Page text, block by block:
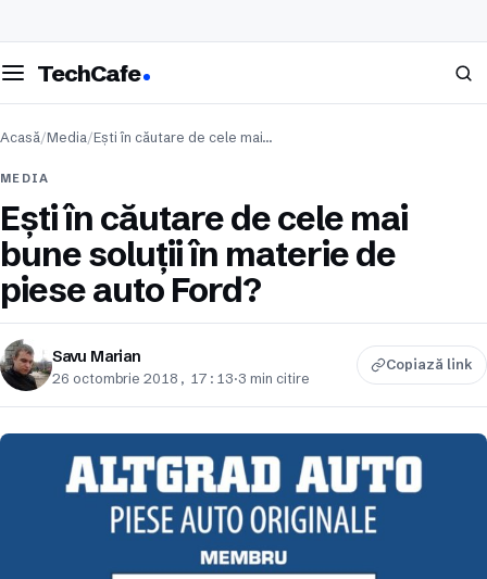
meniul
TechCafe Caută
Acasă/Media/Ești în căutare de cele mai…
MEDIA
Ești în căutare de cele mai
bune soluții în materie de
piese auto Ford?
Savu Marian
26 octombrie 2018, 17:13·3 min citire
Copiază link